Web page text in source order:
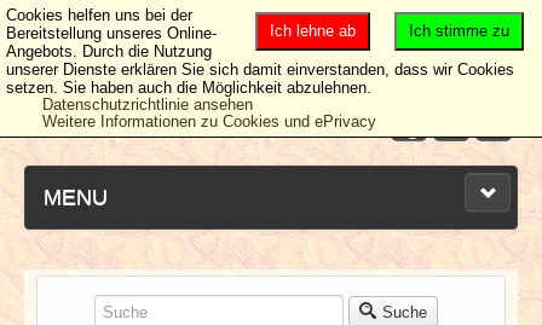
MENU
NEUESTE ARTIKEL
Suche
Ich stimme zu
Ich lehne ab
Cookies helfen uns bei der
Bereitstellung unseres Online-
Angebots. Durch die Nutzung
unserer Dienste erklären Sie sich damit einverstanden, dass wir Cookies
setzen. Sie haben auch die Möglichkeit abzulehnen.
Datenschutzrichtlinie ansehen
Weitere Informationen zu Cookies und ePrivacy